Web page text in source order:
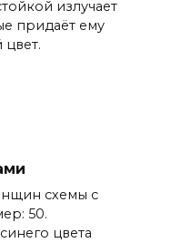
излучает
придаёт ему
схемы с
50.
цвета